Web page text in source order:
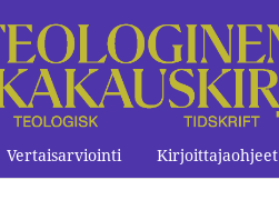
Vertaisarviointi Kirjoittajaohjeet